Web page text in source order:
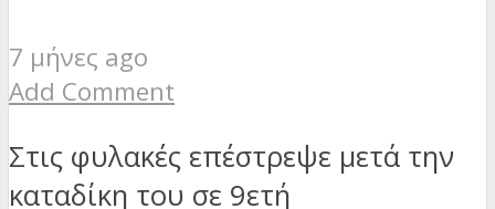
7 μήνες ago
Add Comment
Στις φυλακές επέστρεψε μετά την
καταδίκη του σε 9ετή